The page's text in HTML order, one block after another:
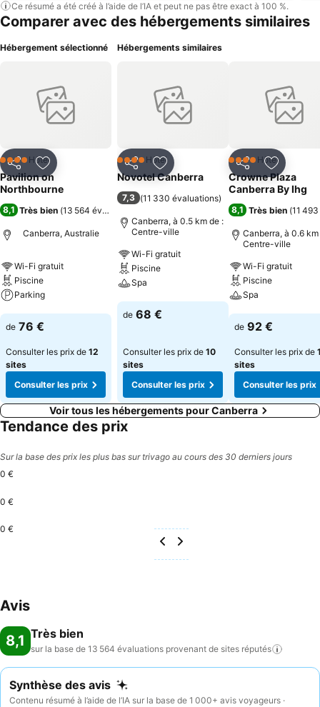
Ce résumé a été créé à l’aide de l’IA et peut ne pas être exact à 100 %.
Comparer avec des hébergements similaires
Hébergement sélectionné
PartagerAjouter à mes favoris
4 ÉtoilesHôtel
Pavilion on
Northbourne
8,1 Très bien (13 564 évaluations
Canberra, Australie
Wi-Fi gratuit
Piscine
Parking
Consulter les prix
de 76 €
Consulter les prix de 12
sites
Consulter les prix
Hébergements similaires
PartagerAjouter à mes favoris
4 ÉtoilesHôtel
Novotel Canberra
7,3 (11 330 évaluations)
Canberra, à 0.5 km de :
Centre-ville
Wi-Fi gratuit
Piscine
Spa
Consulter les prix
de 68 €
Consulter les prix de 10
sites
Consulter les prix
PartagerAjouter
4 ÉtoilesHôtel
Crowne Plaza
Canberra By Ihg
8,1 Très bien (11
Canberra, à 0.6 km
Centre-ville
Wi-Fi gratuit
Piscine
Spa
Consulter les
de 92 €
Consulter les prix de
sites
Consulter les prix
Voir tous les hébergements pour Canberra
Tendance des prix
Sur la base des prix les plus bas sur trivago au cours des 30 derniers jours
0 €
0 €
0 €
Avis
8,1 Très bien
sur la base de 13 564 évaluations provenant de sites réputés
Synthèse des avis
Contenu résumé à l’aide de l’IA sur la base de 1 000+ avis voyageurs ·